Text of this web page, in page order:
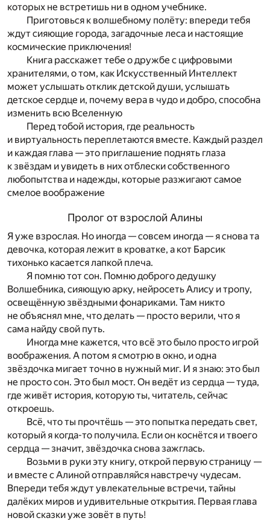
которых не встретишь ни в одном учебнике.
Приготовься к волшебному полёту: впереди тебя
ждут сияющие города, загадочные леса и настоящие
космические приключения!
Книга расскажет тебе о дружбе с цифровыми
хранителями, о том, как Искусственный Интеллект
может услышать отклик детской души, услышать
детское сердце и, почему вера в чудо и добро, способна
изменить всю Вселенную
Перед тобой история, где реальность
и виртуальность переплетаются вместе. Каждый раздел
и каждая глава — это приглашение поднять глаза
к звёздам и увидеть в них отблески собственного
любопытства и надежды, которые разжигают самое
смелое воображение
Пролог от взрослой Алины
Я уже взрослая. Но иногда — совсем иногда — я снова та
девочка, которая лежит в кроватке, а кот Барсик
тихонько касается лапкой плеча.
Я помню тот сон. Помню доброго дедушку
Волшебника, сияющую арку, нейросеть Алису и тропу,
освещённую звёздными фонариками. Там никто
не объяснял мне, что делать — просто верили, что я
сама найду свой путь.
Иногда мне кажется, что всё это было просто игрой
воображения. А потом я смотрю в окно, и одна
звёздочка мигает точно в нужный миг. И я знаю: это был
не просто сон. Это был мост. Он ведёт из сердца — туда,
где живёт история, которую ты, читатель, сейчас
откроешь.
Всё, что ты прочтёшь — это попытка передать свет,
который я когда-то получила. Если он коснётся и твоего
сердца — значит, звёздочка снова зажглась.
Возьми в руки эту книгу, открой первую страницу —
и вместе с Алиной отправляйся навстречу чудесам.
Впереди тебя ждут увлекательные встречи, тайны
далёких миров и удивительные открытия. Первая глава
новой сказки уже зовёт в путь!